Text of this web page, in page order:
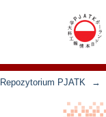
Repozytorium PJATK →